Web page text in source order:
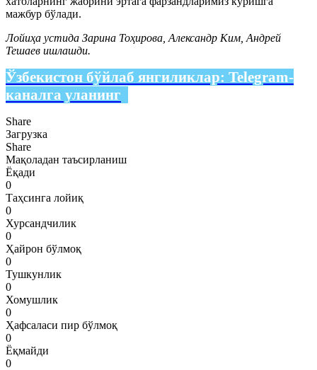
мажбур бўлади.
Лойиҳа устида Зарина Тоҳирова, Александр Ким, Андрей
Тешаев ишлашди.
Ўзбекистон бўйлаб янгиликлар: Telegram-
каналга уланинг
Share
Загрузка
Share
Мақоладан таъсирланиш
Ёқади
0
Таҳсинга лойиқ
0
Хурсандчилик
0
Ҳайрон бўлмоқ
0
Тушкунлик
0
Хомушлик
0
Ҳафсаласи пир бўлмоқ
0
Ёқмайди
0